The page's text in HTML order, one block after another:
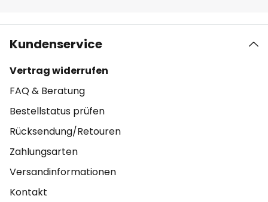
Kundenservice
Vertrag widerrufen
FAQ & Beratung
Bestellstatus prüfen
Rücksendung/Retouren
Zahlungsarten
Versandinformationen
Kontakt